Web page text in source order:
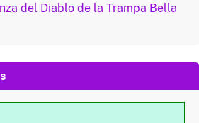
del Diablo de la Trampa Bella